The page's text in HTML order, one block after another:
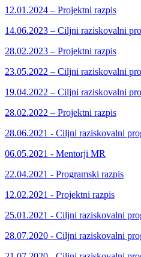
12.01.2024 – Projektni razpis
14.06.2023 – Ciljni raziskovalni
28.02.2023 – Projektni razpis
23.05.2022 – Ciljni raziskovalni
19.04.2022 – Ciljni raziskovalni
28.02.2022 – Projektni razpis
28.06.2021 - Ciljni raziskovalni
06.05.2021 - Mentorji MR
22.04.2021 - Programski razpis
12.02.2021 - Projektni razpis
25.01.2021 - Ciljni raziskovalni
28.07.2020 - Ciljni raziskovalni